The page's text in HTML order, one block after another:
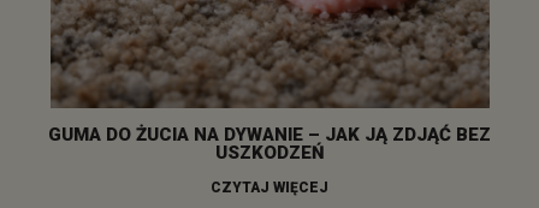
GUMA DO ŻUCIA NA DYWANIE – JAK JĄ ZDJĄĆ BEZ
USZKODZEŃ
CZYTAJ WIĘCEJ